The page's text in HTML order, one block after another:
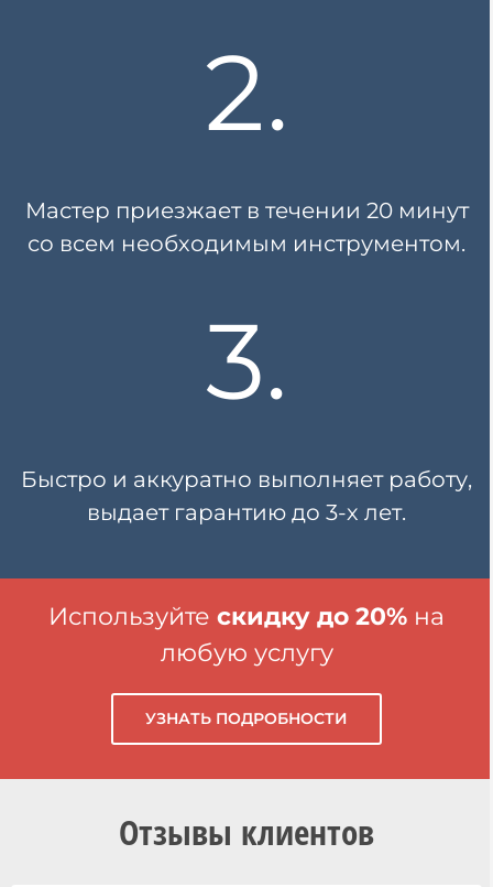
2.
Мастер приезжает в течении 20 минут
со всем необходимым инструментом.
3.
Быстро и аккуратно выполняет работу,
выдает гарантию до 3-х лет.
Используйте скидку до 20% на
любую услугу
УЗНАТЬ ПОДРОБНОСТИ
Отзывы клиентов